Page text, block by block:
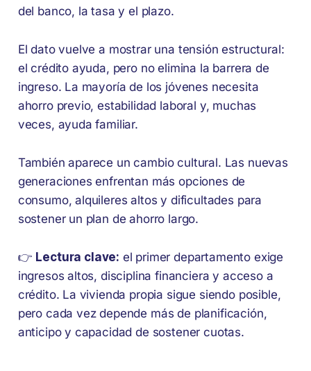
del banco, la tasa y el plazo.
El dato vuelve a mostrar una tensión estructural:
el crédito ayuda, pero no elimina la barrera de
ingreso. La mayoría de los jóvenes necesita
ahorro previo, estabilidad laboral y, muchas
veces, ayuda familiar.
También aparece un cambio cultural. Las nuevas
generaciones enfrentan más opciones de
consumo, alquileres altos y dificultades para
sostener un plan de ahorro largo.
👉 Lectura clave: el primer departamento exige
ingresos altos, disciplina financiera y acceso a
crédito. La vivienda propia sigue siendo posible,
pero cada vez depende más de planificación,
anticipo y capacidad de sostener cuotas.